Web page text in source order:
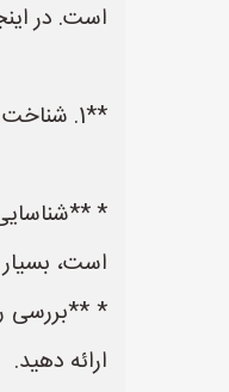
است. در
**1. شناخت بازار و مخاطب:**
*
است،
* **بررسی
ارائه دهید.